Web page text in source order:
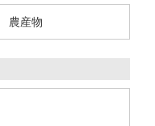
農産物